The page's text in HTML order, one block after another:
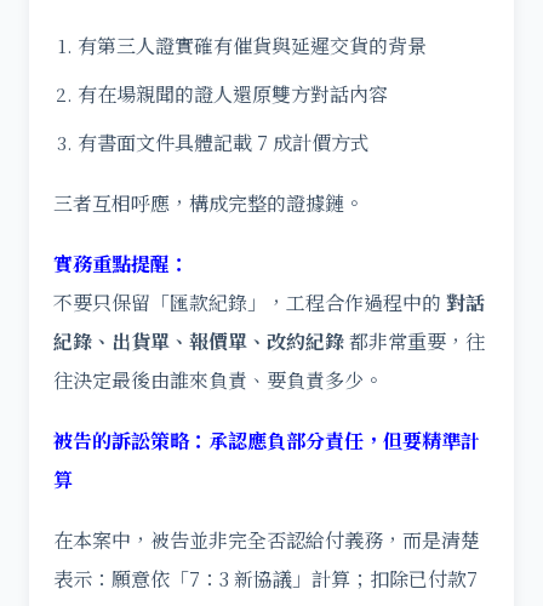
有第三人證實確有催貨與延遲交貨的背景
有在場親聞的證人還原雙方對話內容
有書面文件具體記載 7 成計價方式
三者互相呼應，構成完整的證據鏈。
實務重點提醒：
不要只保留「匯款紀錄」，工程合作過程中的 對話
紀錄、出貨單、報價單、改約紀錄都非常重要，往
往決定最後由誰來負責、要負責多少。
被告的訴訟策略：承認應負部分責任，但要精準計
算
在本案中，被告並非完全否認給付義務，而是清楚
表示：願意依「7：3 新協議」計算；扣除已付款7